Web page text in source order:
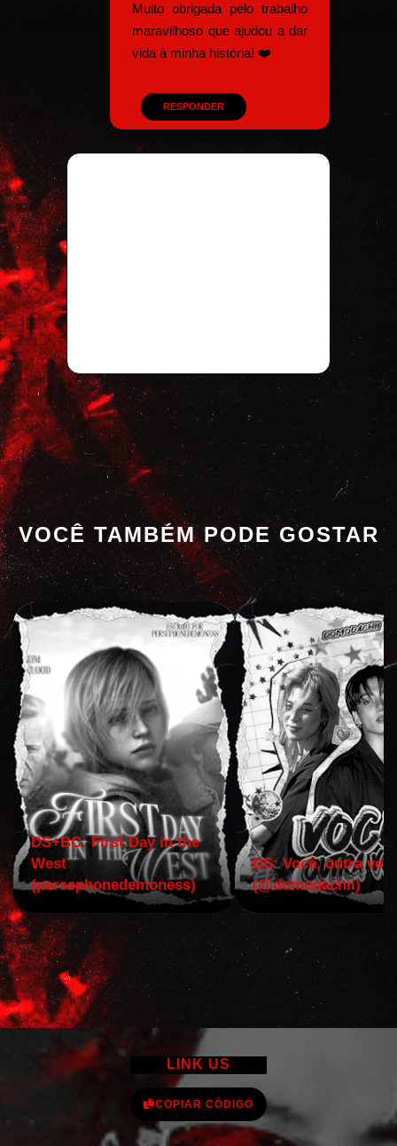
Muito obrigada pelo trabalho
maravilhoso que ajudou a dar
vida à minha história! ❤️
RESPONDER
VOCÊ TAMBÉM PODE GOSTAR
DS+BC: First Day in the
West
(persephonedemoness)
DS: Você, outra vez!
(@domodachii)
LINK US
COPIAR CÓDIGO